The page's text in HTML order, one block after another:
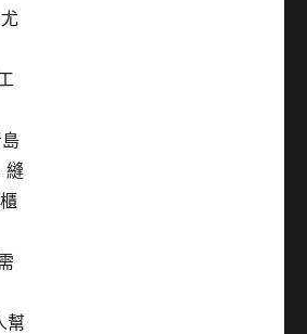
縫
幫